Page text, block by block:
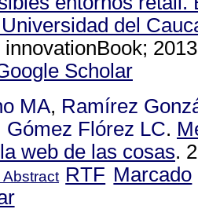
del
Scholar
MA, Ramírez
Gómez Flórez LC.
web de las cosas.
Abstract RTF Marcado